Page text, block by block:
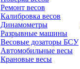
Ремонт весов
Калибровка весов
Динамометры
Разрывные машины
Весовые дозаторы БСУ
Автомобильные весы
Крановые весы